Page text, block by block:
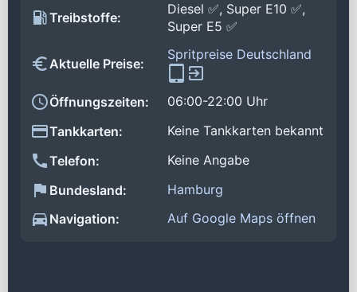
Treibstoffe:
Diesel ✅, Super E10 ✅,
Super E5 ✅
Aktuelle Preise:
Spritpreise Deutschland
Öffnungszeiten:
06:00-22:00 Uhr
Tankkarten:
Keine Tankkarten bekannt
Telefon:
Keine Angabe
Bundesland:
Hamburg
Navigation:
Auf Google Maps öffnen